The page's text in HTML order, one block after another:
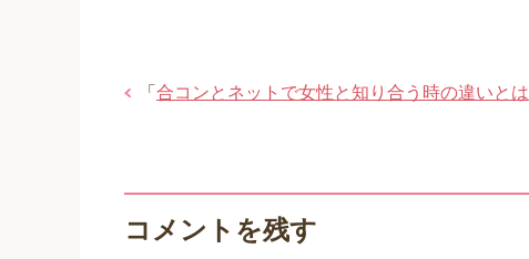
「 合コンとネットで女性と知り合う時の違いとは
コメントを残す